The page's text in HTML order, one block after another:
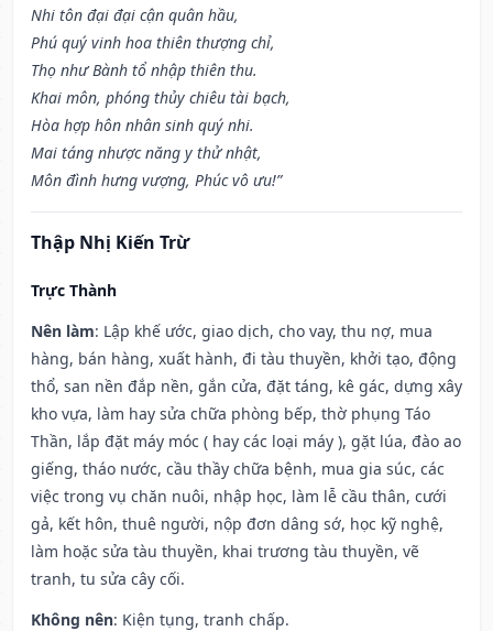
Nhi tôn đại đại cận quân hầu,
Phú quý vinh hoa thiên thượng chỉ,
Thọ như Bành tổ nhập thiên thu.
Khai môn, phóng thủy chiêu tài bạch,
Hòa hợp hôn nhân sinh quý nhi.
Mai táng nhược năng y thử nhật,
Môn đình hưng vượng, Phúc vô ưu!”
Thập Nhị Kiến Trừ
Trực Thành
Nên làm: Lập khế ước, giao dịch, cho vay, thu nợ, mua
hàng, bán hàng, xuất hành, đi tàu thuyền, khởi tạo, động
thổ, san nền đắp nền, gắn cửa, đặt táng, kê gác, dựng xây
kho vựa, làm hay sửa chữa phòng bếp, thờ phụng Táo
Thần, lắp đặt máy móc ( hay các loại máy ), gặt lúa, đào ao
giếng, tháo nước, cầu thầy chữa bệnh, mua gia súc, các
việc trong vụ chăn nuôi, nhập học, làm lễ cầu thân, cưới
gả, kết hôn, thuê người, nộp đơn dâng sớ, học kỹ nghệ,
làm hoặc sửa tàu thuyền, khai trương tàu thuyền, vẽ
tranh, tu sửa cây cối.
Không nên: Kiện tụng, tranh chấp.